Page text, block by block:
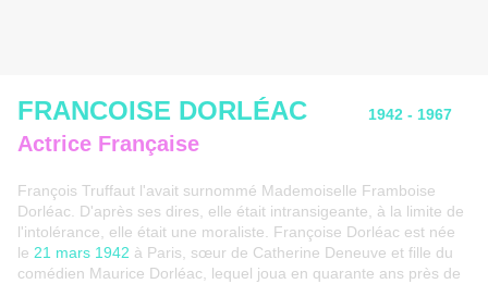
FRANCOISE DORLÉAC 1942 - 1967
Actrice Française
François Truffaut l'avait surnommé Mademoiselle Framboise
Dorléac. D'après ses dires, elle était intransigeante, à la limite de
l'intolérance, elle était une moraliste. Françoise Dorléac est née
le 21 mars 1942 à Paris, sœur de Catherine Deneuve et fille du
comédien Maurice Dorléac, lequel joua en quarante ans près de